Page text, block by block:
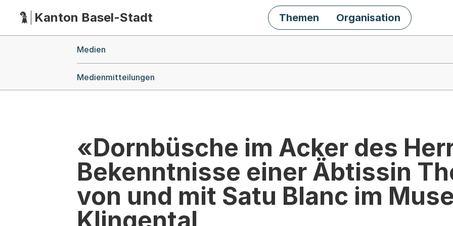
HauptnavigationKanton Basel-Stadt Themen Organisation
Medien
Medienmitteilungen
«Dornbüsche im Acker des
Bekenntnisse einer Äbtissin
von und mit Satu Blanc im